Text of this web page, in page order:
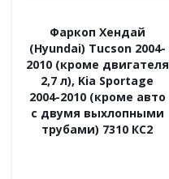
Фаркоп Хендай
(Hyundai) Tucson 2004-
2010 (кроме двигателя
2,7 л), Kia Sportage
2004-2010 (кроме авто
с двумя выхлопными
трубами) 7310 КС2